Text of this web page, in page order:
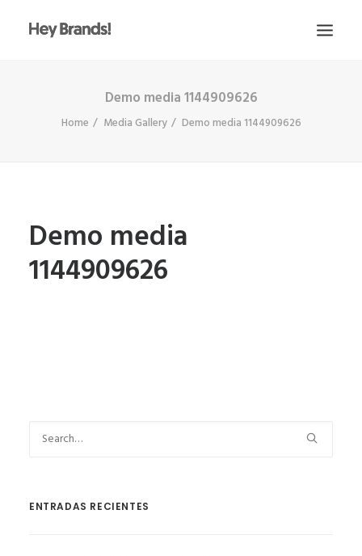
CONÓCENOS
ESCRÍBENOS
Demo media 1144909626
Home Media Gallery Demo media 1144909626
Demo media
1144909626
ENTRADAS RECIENTES